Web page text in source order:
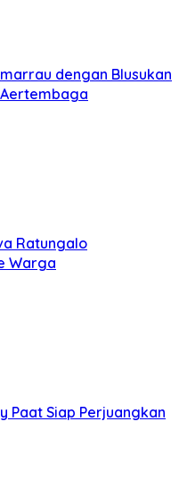
dengan Blusukan
Ratungalo
Warga
Paat Siap Perjuangkan